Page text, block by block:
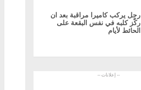
رجل يركب كاميرا مراقبة بعد ان
ركّز كلبه في نفس البقعة على
الحائط لأيام